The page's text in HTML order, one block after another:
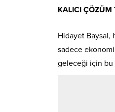
KALICI ÇÖZÜM
Hidayet Baysal,
sadece
geleceği için bu